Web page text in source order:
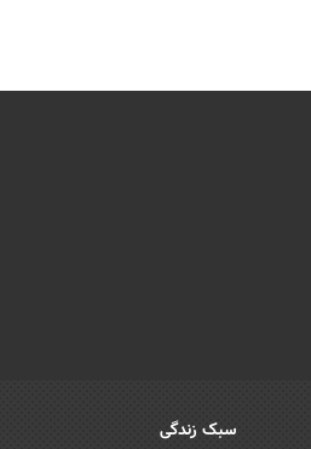
سبک زندگی